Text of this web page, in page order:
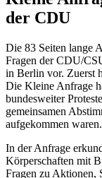
der CDU
Die 83 Seiten lange
Fragen der CDU/
in Berlin vor. Zuerst
Die Kleine Anfrage
bundesweiter
gemeinsamen
aufgekommen waren.
In der Anfrage
Körperschaften mit
Fragen zu Aktionen,